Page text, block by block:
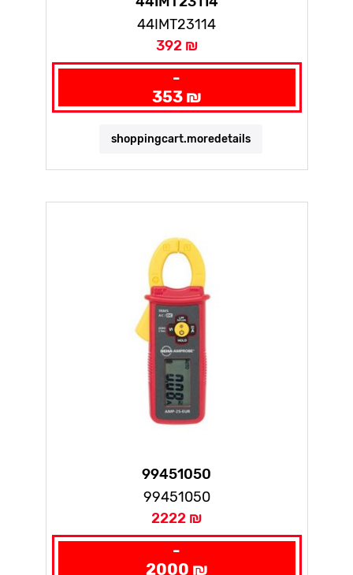
44IMT23114
392 ₪
-
353 ₪
shoppingcart.moredetails
99451050
99451050
2222 ₪
-
2000 ₪